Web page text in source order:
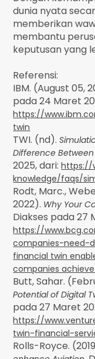
dunia nyata
memberikan
membantu
keputusan yang
Referensi:
IBM. (August 05,
pada 24 Maret
https://
twin
TWI. (nd).
Difference Between
2025, dari:https://
knowledge/faqs/
Rodt, Marc.,
2022). Why Your
Diakses pada 27
https://
companies-need-
financial twin
companies
Butt, Sahar.
Potential of Digital
pada 27 Maret
https://
twin-financial-
Rolls-Royce.